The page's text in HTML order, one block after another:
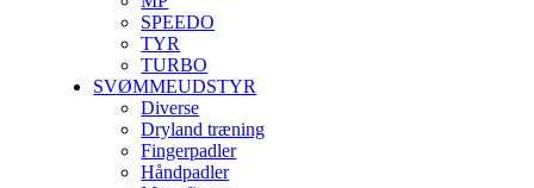
SPEEDO
TYR
TURBO
SVØMMEUDSTYR
Diverse
Dryland træning
Fingerpadler
Håndpadler